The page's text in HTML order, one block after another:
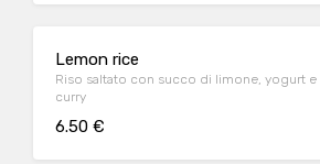
Lemon rice
Riso saltato con succo di limone, yogurt e
curry
6.50 €